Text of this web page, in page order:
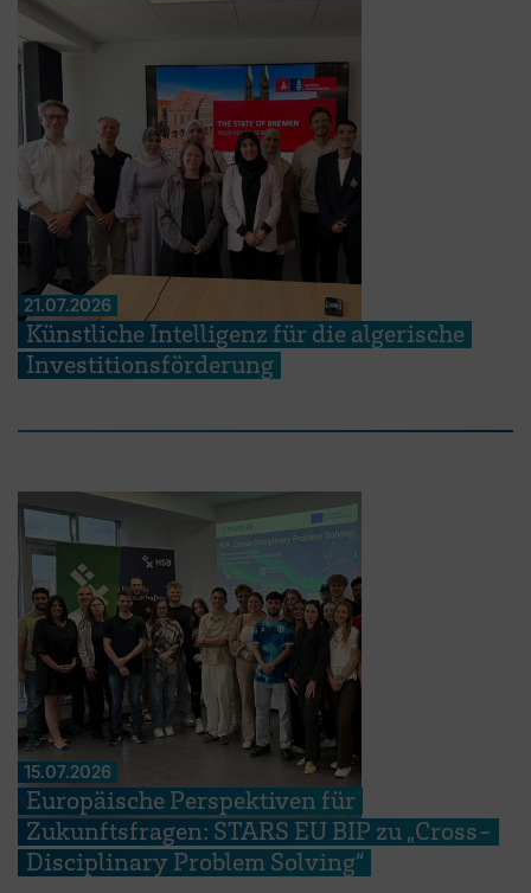
21.07.2026
Künstliche Intelligenz für die algerische
Investitionsförderung
15.07.2026
Europäische Perspektiven für
Zukunftsfragen: STARS EU BIP zu „Cross-
Disciplinary Problem Solving“